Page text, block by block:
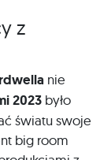
z
nie
2023 było
światu swoje
big room